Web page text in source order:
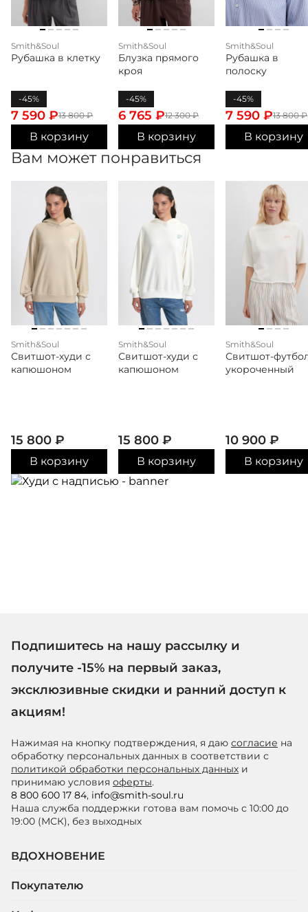
Smith&Soul
Рубашка в клетку
-45%
13 800₽
7 590 ₽
В корзину
Smith&Soul
Блузка прямого
кроя
-45%
12 300₽
6 765 ₽
В корзину
Smith&Soul
Рубашка в
полоску
-45%
13 800₽
7 590 ₽
В корзину
Вам может понравиться
Smith&Soul
Свитшот-худи с
капюшоном
15 800 ₽
В корзину
Smith&Soul
Свитшот-худи с
капюшоном
15 800 ₽
В корзину
Smith&Soul
Свитшот-
укороченный
10 900 ₽
В корзину
Подпишитесь на нашу рассылку и
получите -15% на первый заказ,
эксклюзивные скидки и ранний доступ к
акциям!
Нажимая на кнопку подтверждения, я даю согласие на
обработку персональных данных в соответствии с
политикой обработки персональных данных и
принимаю условия оферты.
8 800 600 17 84, info@smith-soul.ru
Наша служба поддержки готова вам помочь с 10:00 до
19:00 (МСК), без выходных
ВДОХНОВЕНИЕ
Покупателю